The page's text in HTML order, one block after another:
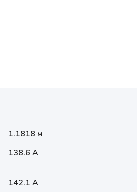
1.1818 м
138.6 А
142.1 А